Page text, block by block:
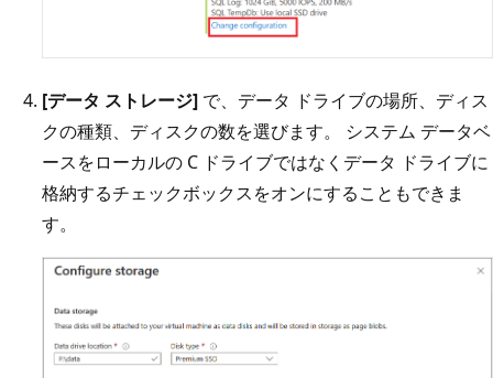
[データ ストレージ] で、データ ドライブの場所、ディス
クの種類、ディスクの数を選びます。 システム データベ
ースをローカルの C ドライブではなくデータ ドライブに
格納するチェックボックスをオンにすることもできま
す。